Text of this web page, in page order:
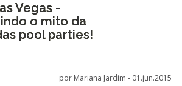
Vegas -
o mito da
pool parties!
por Mariana Jardim - 01.jun.2015